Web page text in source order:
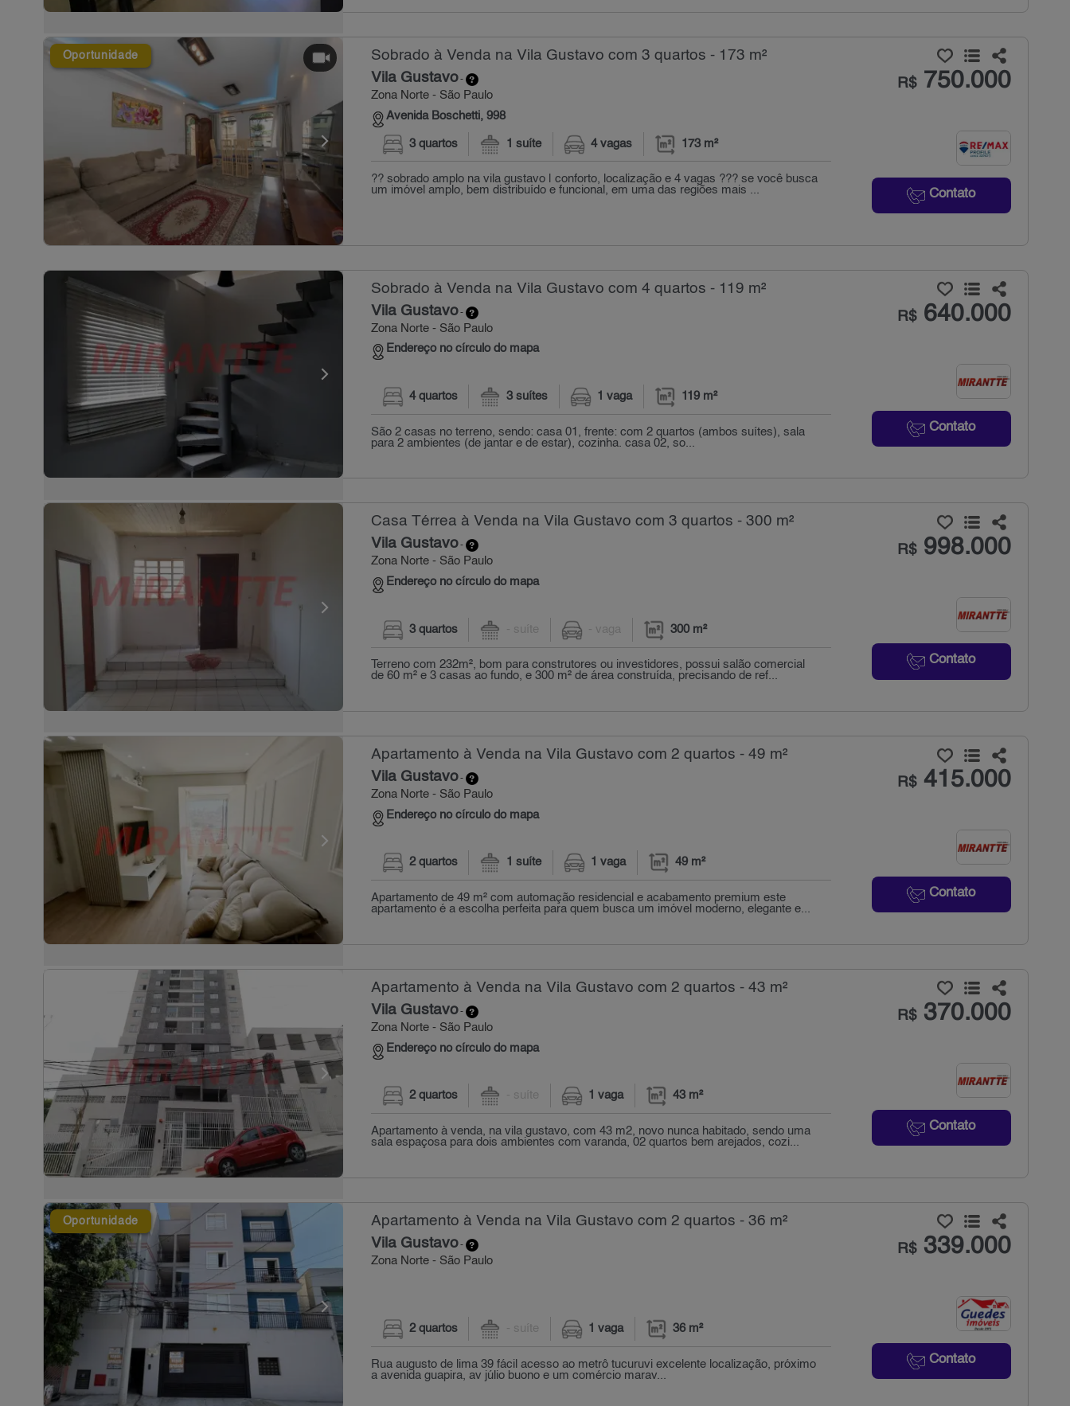
Oportunidade Sobrado à Venda na Vila Gustavo com 3 quartos - 173 m²
Vila Gustavo-
Zona Norte - São Paulo
Avenida Boschetti, 998
R$750.000
Contato
3 quartos 1 suíte 4 vagas 173 m²
?? sobrado amplo na vila gustavo | conforto, localização e 4 vagas ??? se você busca
um imóvel amplo, bem distribuído e funcional, em uma das regiões mais ...
Sobrado à Venda na Vila Gustavo com 4 quartos - 119 m²
Vila Gustavo-
Zona Norte - São Paulo
Endereço no círculo do mapa
R$640.000
Contato
4 quartos 3 suítes 1 vaga 119 m²
São 2 casas no terreno, sendo: casa 01, frente: com 2 quartos (ambos suítes), sala
para 2 ambientes (de jantar e de estar), cozinha. casa 02, so...
Casa Térrea à Venda na Vila Gustavo com 3 quartos - 300 m²
Vila Gustavo-
Zona Norte - São Paulo
Endereço no círculo do mapa
R$998.000
Contato
3 quartos - suíte - vaga 300 m²
Terreno com 232m², bom para construtores ou investidores, possui salão comercial
de 60 m² e 3 casas ao fundo, e 300 m² de área construída, precisando de ref...
Apartamento à Venda na Vila Gustavo com 2 quartos - 49 m²
Vila Gustavo-
Zona Norte - São Paulo
Endereço no círculo do mapa
R$415.000
Contato
2 quartos 1 suíte 1 vaga 49 m²
Apartamento de 49 m² com automação residencial e acabamento premium este
apartamento é a escolha perfeita para quem busca um imóvel moderno, elegante e...
Apartamento à Venda na Vila Gustavo com 2 quartos - 43 m²
Vila Gustavo-
Zona Norte - São Paulo
Endereço no círculo do mapa
R$370.000
Contato
2 quartos - suíte 1 vaga 43 m²
Apartamento à venda, na vila gustavo, com 43 m2, novo nunca habitado, sendo uma
sala espaçosa para dois ambientes com varanda, 02 quartos bem arejados, cozi...
Oportunidade Apartamento à Venda na Vila Gustavo com 2 quartos - 36 m²
Vila Gustavo-
Zona Norte - São Paulo
R$339.000
Contato
2 quartos - suíte 1 vaga 36 m²
Rua augusto de lima 39 fácil acesso ao metrô tucuruvi excelente localização, próximo
a avenida guapira, av júlio buono e um comércio marav...